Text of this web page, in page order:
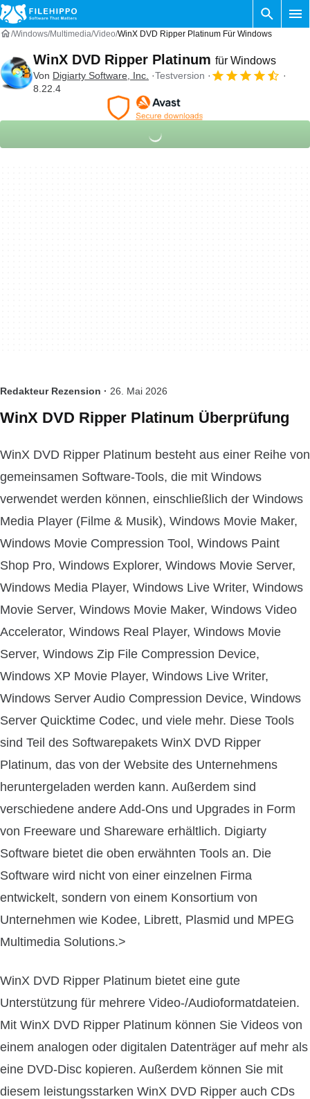
Windows Multimedia Video WinX DVD Ripper Platinum Für Windows
WinX DVD Ripper Platinum für Windows
Von Digiarty Software, Inc.
Testversion
8.22.4
Redakteur Rezension · 26. Mai 2026
WinX DVD Ripper Platinum Überprüfung
WinX DVD Ripper Platinum besteht aus einer Reihe von
gemeinsamen Software-Tools, die mit Windows
verwendet werden können, einschließlich der Windows
Media Player (Filme & Musik), Windows Movie Maker,
Windows Movie Compression Tool, Windows Paint
Shop Pro, Windows Explorer, Windows Movie Server,
Windows Media Player, Windows Live Writer, Windows
Movie Server, Windows Movie Maker, Windows Video
Accelerator, Windows Real Player, Windows Movie
Server, Windows Zip File Compression Device,
Windows XP Movie Player, Windows Live Writer,
Windows Server Audio Compression Device, Windows
Server Quicktime Codec, und viele mehr. Diese Tools
sind Teil des Softwarepakets WinX DVD Ripper
Platinum, das von der Website des Unternehmens
heruntergeladen werden kann. Außerdem sind
verschiedene andere Add-Ons und Upgrades in Form
von Freeware und Shareware erhältlich. Digiarty
Software bietet die oben erwähnten Tools an. Die
Software wird nicht von einer einzelnen Firma
entwickelt, sondern von einem Konsortium von
Unternehmen wie Kodee, Librett, Plasmid und MPEG
Multimedia Solutions.>
WinX DVD Ripper Platinum bietet eine gute
Unterstützung für mehrere Video-/Audioformatdateien.
Mit WinX DVD Ripper Platinum können Sie Videos von
einem analogen oder digitalen Datenträger auf mehr als
eine DVD-Disc kopieren. Außerdem können Sie mit
diesem leistungsstarken WinX DVD Ripper auch CDs